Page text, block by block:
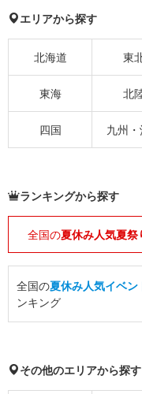
エリアから探す
北海道 東
東海 北
四国 九州
ランキングから探す
全国の夏休み人気夏祭
全国の夏休み人気イベン
ンキング
その他のエリアから探す